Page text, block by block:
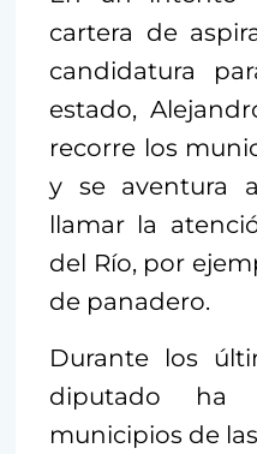
cartera de
candidatura
estado,
recorre los
y se aventura
llamar la
del Río, por
de panadero.
Durante los
diputado ha
municipios de